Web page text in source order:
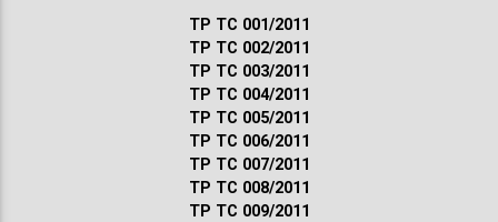
ТР ТС 001/2011
ТР ТС 002/2011
ТР ТС 003/2011
ТР ТС 004/2011
ТР ТС 005/2011
ТР ТС 006/2011
ТР ТС 007/2011
ТР ТС 008/2011
ТР ТС 009/2011